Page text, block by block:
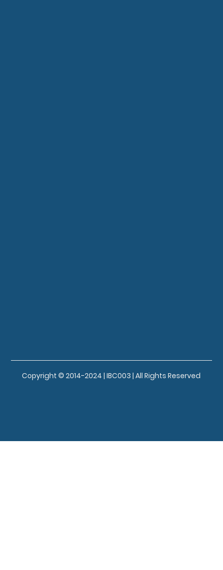
Copyright © 2014-2024 | IBC003 | All Rights Reserved